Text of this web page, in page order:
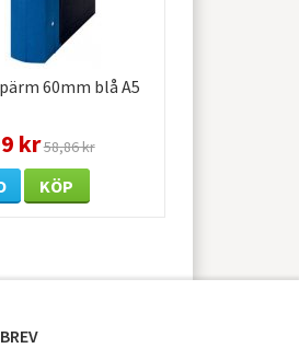
60mm blå A5
kr58,86 kr
KÖP